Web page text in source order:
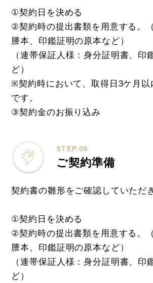
①契約日を決める
②契約時の提出書類を用意する。
謄本、印鑑証明の原本など）
（連帯保証人様：身分証明書、印
ど）
※契約時において、取得日3ケ月以
です。
③契約金のお振り込み
STEP.06
ご契約準備
契約書の雛形をご確認していただ
①契約日を決める
②契約時の提出書類を用意する。
謄本、印鑑証明の原本など）
（連帯保証人様：身分証明書、印
ど）